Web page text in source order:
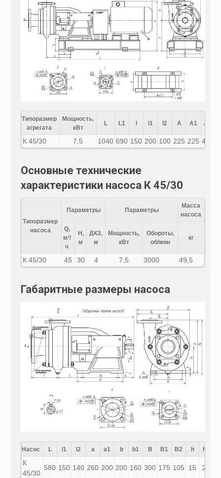
Типоразмер
агрегата
Мощность,
кВт
L L1 l1 l2 A A1 A2
К 45/30 7,5 1040 690 150 200 100 225 225 450
Основные технические
характеристики насоса К 45/30
Типоразмер
насоса
Параметры Параметры
Масса
насоса
Q,
м³/
ч
H,
м
ДКЗ,
м
Мощность,
кВт
Обороты,
об/мин
кг
К 45/30 45 30 4 7,5 3000 49,5
Габаритные размеры насоса
Насос L l1 l2 a а1 b b1 B B1 B2 h h1
К
45/30
580 150 140 260 200 200 160 300 175 105 15 28